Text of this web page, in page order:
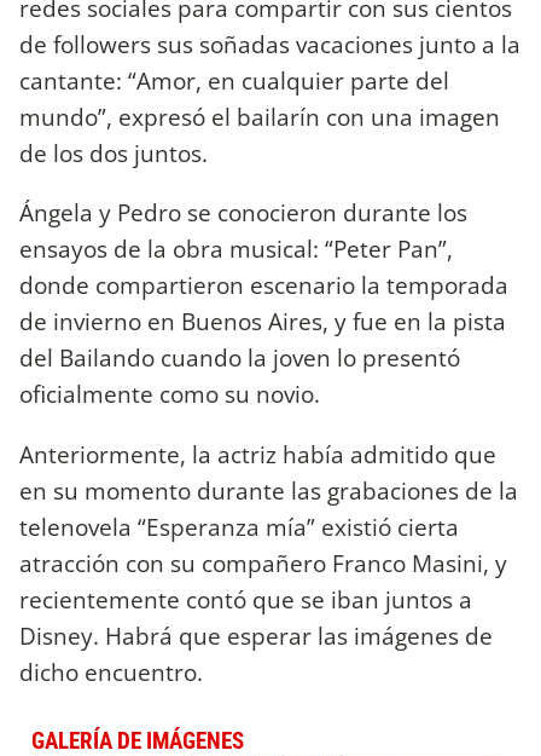
redes sociales para compartir con sus cientos
de followers sus soñadas vacaciones junto a la
cantante: “Amor, en cualquier parte del
mundo”, expresó el bailarín con una imagen
de los dos juntos.
Ángela y Pedro se conocieron durante los
ensayos de la obra musical: “Peter Pan”,
donde compartieron escenario la temporada
de invierno en Buenos Aires, y fue en la pista
del Bailando cuando la joven lo presentó
oficialmente como su novio.
Anteriormente, la actriz había admitido que
en su momento durante las grabaciones de la
telenovela “Esperanza mía” existió cierta
atracción con su compañero Franco Masini, y
recientemente contó que se iban juntos a
Disney. Habrá que esperar las imágenes de
dicho encuentro.
GALERÍA DE IMÁGENES